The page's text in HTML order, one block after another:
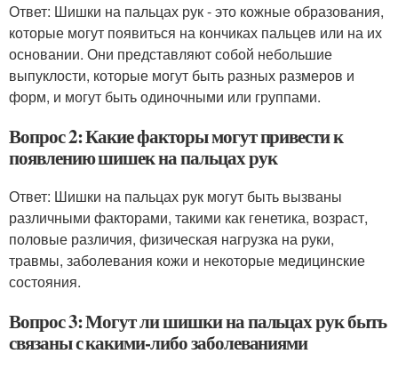
Ответ: Шишки на пальцах рук - это кожные образования,
которые могут появиться на кончиках пальцев или на их
основании. Они представляют собой небольшие
выпуклости, которые могут быть разных размеров и
форм, и могут быть одиночными или группами.
Вопрос 2: Какие факторы могут привести к
появлению шишек на пальцах рук
Ответ: Шишки на пальцах рук могут быть вызваны
различными факторами, такими как генетика, возраст,
половые различия, физическая нагрузка на руки,
травмы, заболевания кожи и некоторые медицинские
состояния.
Вопрос 3: Могут ли шишки на пальцах рук быть
связаны с какими-либо заболеваниями